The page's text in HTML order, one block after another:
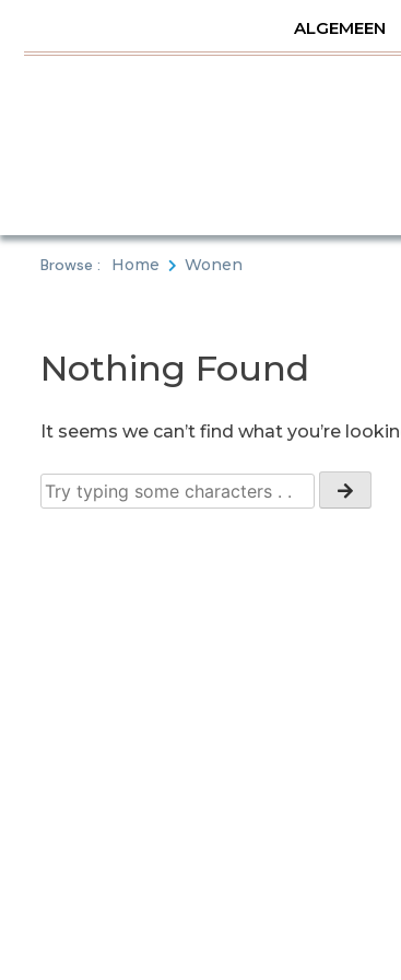
ALGEMEEN
Browse : Home Wonen
Nothing Found
It seems we can’t find what you’re